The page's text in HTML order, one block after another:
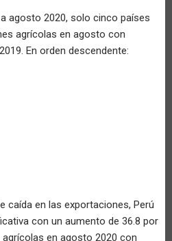
agosto 2020, solo cinco países
agrícolas en agosto con
En orden descendente:
caída en las exportaciones, Perú
con un aumento de 36.8 por
en agosto 2020 con